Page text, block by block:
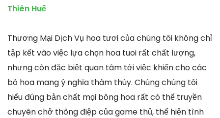
Thiên Huế
Thương Mại Dịch Vụ hoa tươi của chúng tôi không chỉ
tập kết vào việc lựa chọn hoa tuoi rất chất lượng,
nhưng còn đặc biệt quan tâm tới việc khiến cho các
bó hoa mang ý nghĩa thâm thúy. Chúng chúng tôi
hiểu đúng bản chất mọi bông hoa rất có thể truyền
chuyên chở thông điệp của game thủ, thể hiện tình